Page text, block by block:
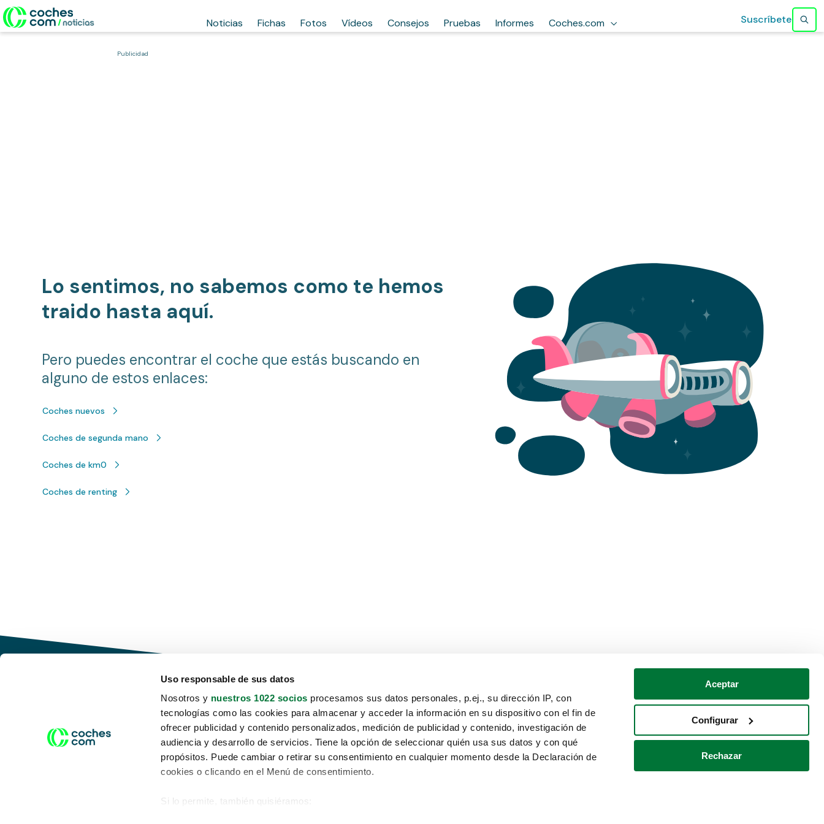
Uso responsable de sus datos
Nosotros y nuestros 1022 socios procesamos sus datos personales, p.ej., su dirección IP, con
tecnologías como las cookies para almacenar y acceder la información en su dispositivo con el fin de
ofrecer publicidad y contenido personalizados, medición de publicidad y contenido, investigación de
audiencia y desarrollo de servicios. Tiene la opción de seleccionar quién usa sus datos y con qué
propósitos. Puede cambiar o retirar su consentimiento en cualquier momento desde la Declaración de
cookies o clicando en el Menú de consentimiento.
Si lo permite, también quisiéramos:
Aceptar
Configurar
Rechazar
Noticias Fichas Fotos Vídeos Consejos Pruebas Informes Coches.com Suscríbete
Publicidad
Lo sentimos, no sabemos como te hemos
traido hasta aquí.
Pero puedes encontrar el coche que estás buscando en
alguno de estos enlaces:
Coches nuevos
Coches de segunda mano
Coches de km0
Coches de renting
Conduce tu futuro,
desata tu movilidad